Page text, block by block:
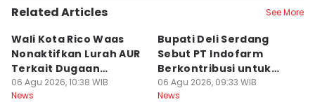
Related Articles See More
Wali Kota Rico Waas
Nonaktifkan Lurah AUR
Terkait Dugaan
Pungutan Liar
06 Agu 2026, 10:38 WIB
News
Bupati Deli Serdang
Sebut PT Indofarm
Berkontribusi untuk
Perekonomian
06 Agu 2026, 09:33 WIB
News